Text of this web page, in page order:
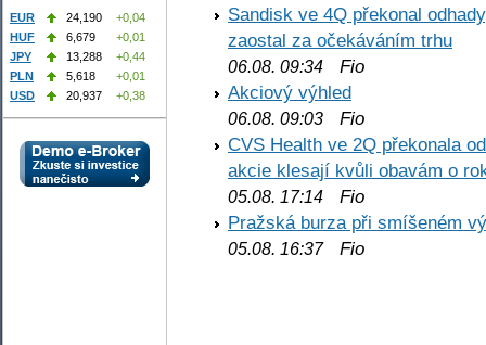
Sandisk ve 4Q překonal
zaostal za očekáváním trhu
06.08. 09:34 Fio
Akciový výhled
06.08. 09:03 Fio
CVS Health ve 2Q překonala
akcie klesají kvůli obavám o
05.08. 17:14 Fio
Pražská burza při smíšeném
05.08. 16:37Fio
EUR 24,190
+0,04
HUF
6,679
+0,01
JPY
13,288
+0,44
PLN
5,618
+0,01
USD
20,937 +0,38